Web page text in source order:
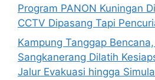
Program PANON Kuningan
CCTV Dipasang Tapi
Kampung Tanggap
Sangkanerang Dilatih
Jalur Evakuasi hingga